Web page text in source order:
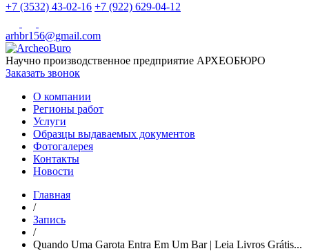
+7 (3532) 43-02-16 +7 (922) 629-04-12
arhbr156@gmail.com
Научно производственное предприятие АРХЕОБЮРО
Заказать звонок
О компании
Регионы работ
Услуги
Образцы выдаваемых документов
Фотогалерея
Контакты
Новости
Главная
/
Запись
/
Quando Uma Garota Entra Em Um Bar | Leia Livros Grátis...